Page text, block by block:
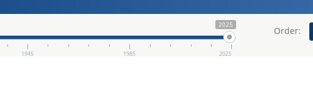
2025
1945 1985 2025
Order: